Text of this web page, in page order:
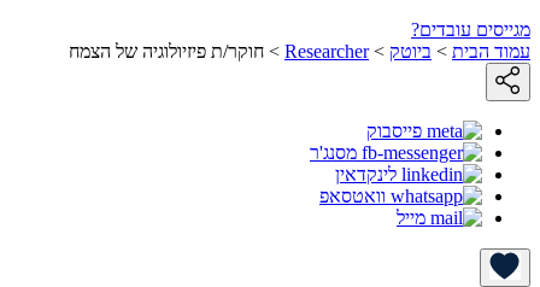
מגייסים עובדים?
עמוד הבית > ביוטק >
Researcher
> חוקר/ת פיזיולוגיה של הצמח
פייסבוק
מסנג'ר
לינקדאין
וואטסאפ
מייל